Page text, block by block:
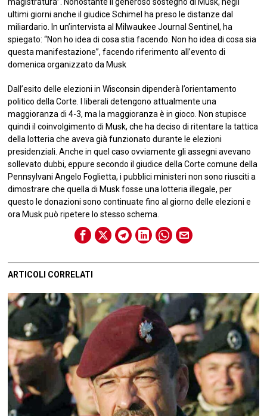
ultimi giorni anche il giudice Schimel ha preso le distanze dal
miliardario. In un’intervista al Milwaukee Journal Sentinel, ha
spiegato: “Non ho idea di cosa stia facendo. Non ho idea di cosa sia
questa manifestazione”, facendo riferimento all’evento di
domenica organizzato da Musk
Dall’esito delle elezioni in Wisconsin dipenderà l’orientamento
politico della Corte. I liberali detengono attualmente una
maggioranza di 4-3, ma la maggioranza è in gioco. Non stupisce
quindi il coinvolgimento di Musk, che ha deciso di ritentare la tattica
della lotteria che aveva già funzionato durante le elezioni
presidenziali. Anche in quel caso ovviamente gli assegni avevano
sollevato dubbi, eppure secondo il giudice della Corte comune della
Pennsylvani Angelo Foglietta, i pubblici ministeri non sono riusciti a
dimostrare che quella di Musk fosse una lotteria illegale, per
questo le donazioni sono continuate fino al giorno delle elezioni e
ora Musk può ripetere lo stesso schema.
ARTICOLI CORRELATI